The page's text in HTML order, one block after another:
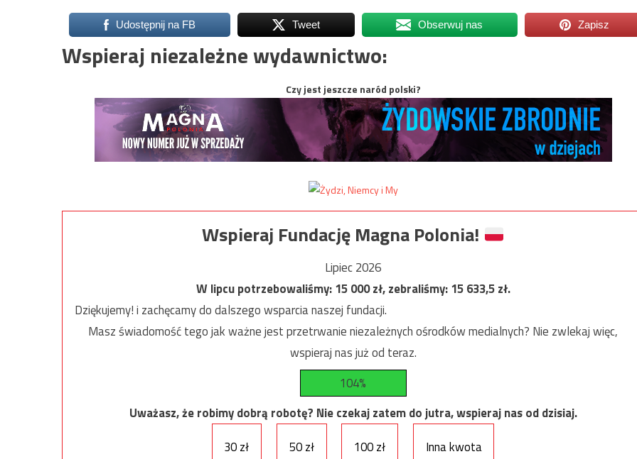
Udostępnij na FB Tweet Obserwuj nas Zapisz
Wspieraj niezależne wydawnictwo:
Czy jest jeszcze naród polski?
Wspieraj Fundację Magna Polonia!
Lipiec 2026
W lipcu potrzebowaliśmy:15 000zł, zebraliśmy:15 633,5zł.
Dziękujemy! i zachęcamy do dalszego wsparcia naszej fundacji.
Masz świadomość tego jak ważne jest przetrwanie niezależnych ośrodków medialnych? Nie zwlekaj więc,
wspieraj nas już od teraz.
104%
Uważasz, że robimy dobrą robotę? Nie czekaj zatem do jutra, wspieraj nas od dzisiaj.
30 zł
50 zł 100 zł Inna kwota